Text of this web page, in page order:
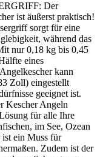
Der
ist äußerst praktisch!
sorgt für eine
während das
nur 0,18 kg bis 0,45
eines
kann
Zoll) eingestellt
geeignet ist.
Angeln
für alle Ihre
im See, Ozean
ist ein Muss für
Zudem ist der